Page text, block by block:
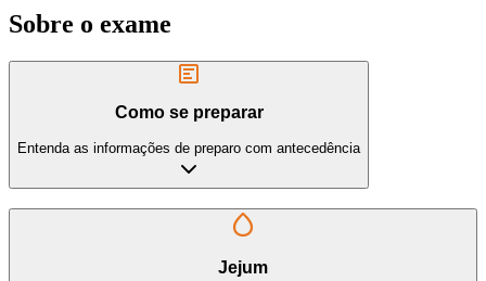
Sobre o exame
Como se preparar
Entenda as informações de preparo com antecedência
Jejum